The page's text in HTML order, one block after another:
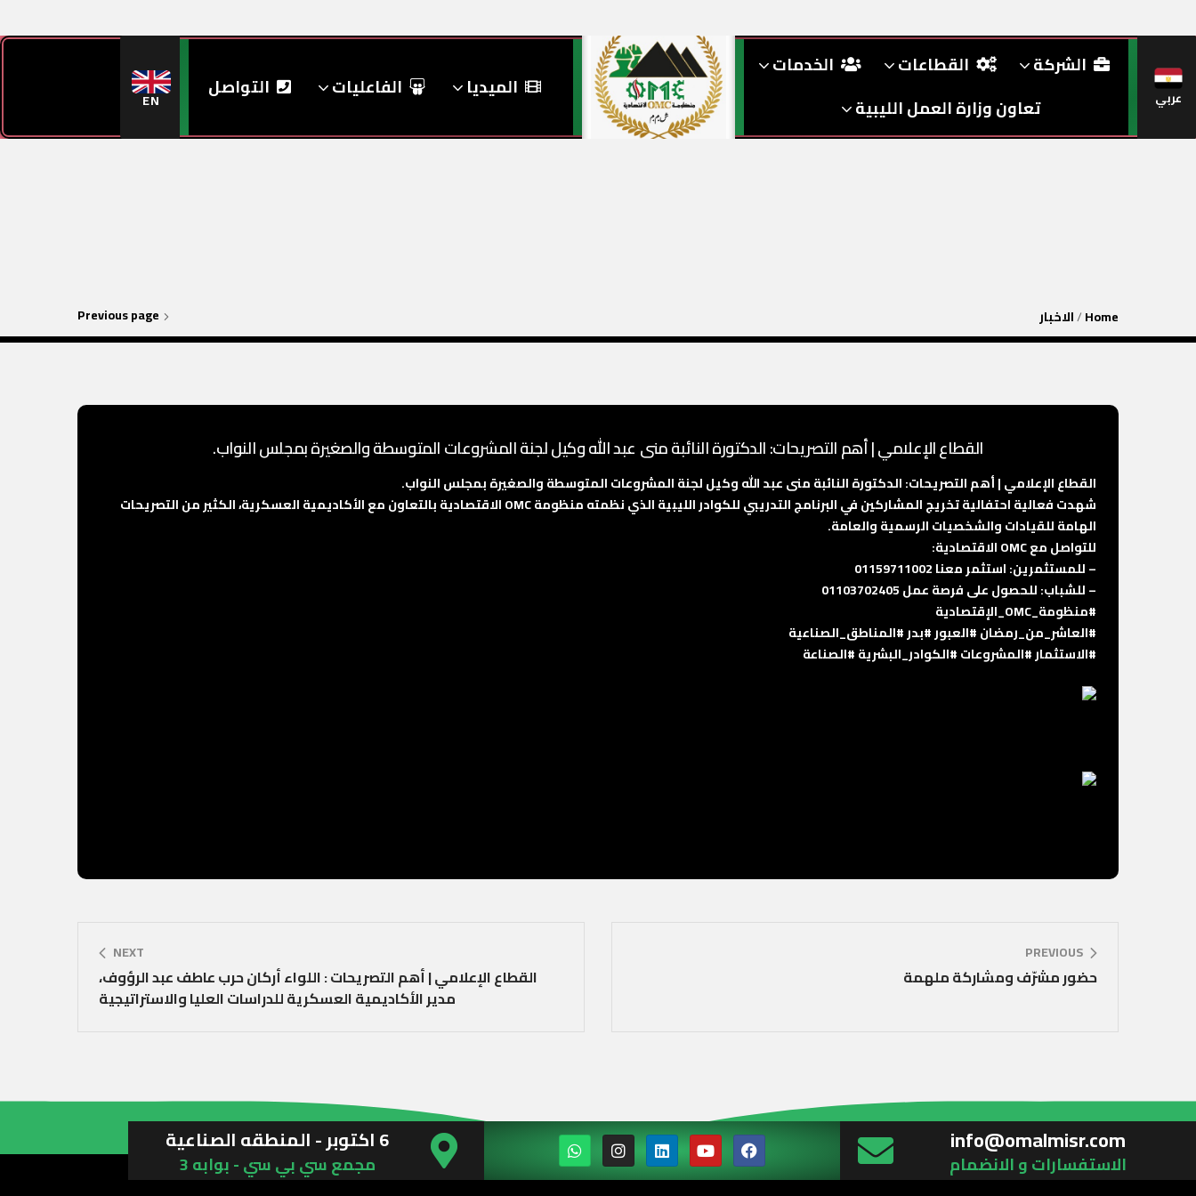
عربي
الشركة القطاعات
الخدمات
تعاون وزارة العمل الليبية
الميديا الفاعليات التواصل EN
Home
/الاخبار Previous page
القطاع الإعلامي | أهم التصريحات: الدكتورة النائبة منى عبد الله وكيل لجنة المشروعات المتوسطة والصغيرة بمجلس النواب.
القطاع الإعلامي | أهم التصريحات: الدكتورة النائبة منى عبد الله وكيل لجنة المشروعات المتوسطة والصغيرة بمجلس النواب.
شهدت فعالية احتفالية تخريج المشاركين في البرنامج التدريبي للكوادر الليبية الذي نظمته منظومة OMC الاقتصادية بالتعاون مع الأكاديمية العسكرية، الكثير من التصريحات
الهامة للقيادات والشخصيات الرسمية والعامة.
للتواصل مع OMC الاقتصادية:
– للمستثمرين: استثمر معنا 01159711002
– للشباب: للحصول على فرصة عمل 01103702405
#منظومة_OMC_الإقتصادية
#العاشر_من_رمضان#العبور#بدر#المناطق_الصناعية
#الاستثمار#المشروعات#الكوادر_البشرية#الصناعة
PREVIOUS
حضور مشرّف ومشاركة ملهمة
NEXT
القطاع الإعلامي | أهم التصريحات : اللواء أركان حرب عاطف عبد الرؤوف،
مدير الأكاديمية العسكرية للدراسات العليا والاستراتيجية
info@omalmisr.com
الاستفسارات و الانضمام
6 اكتوبر - المنطقه الصناعية
مجمع سي بي سي - بوابه 3